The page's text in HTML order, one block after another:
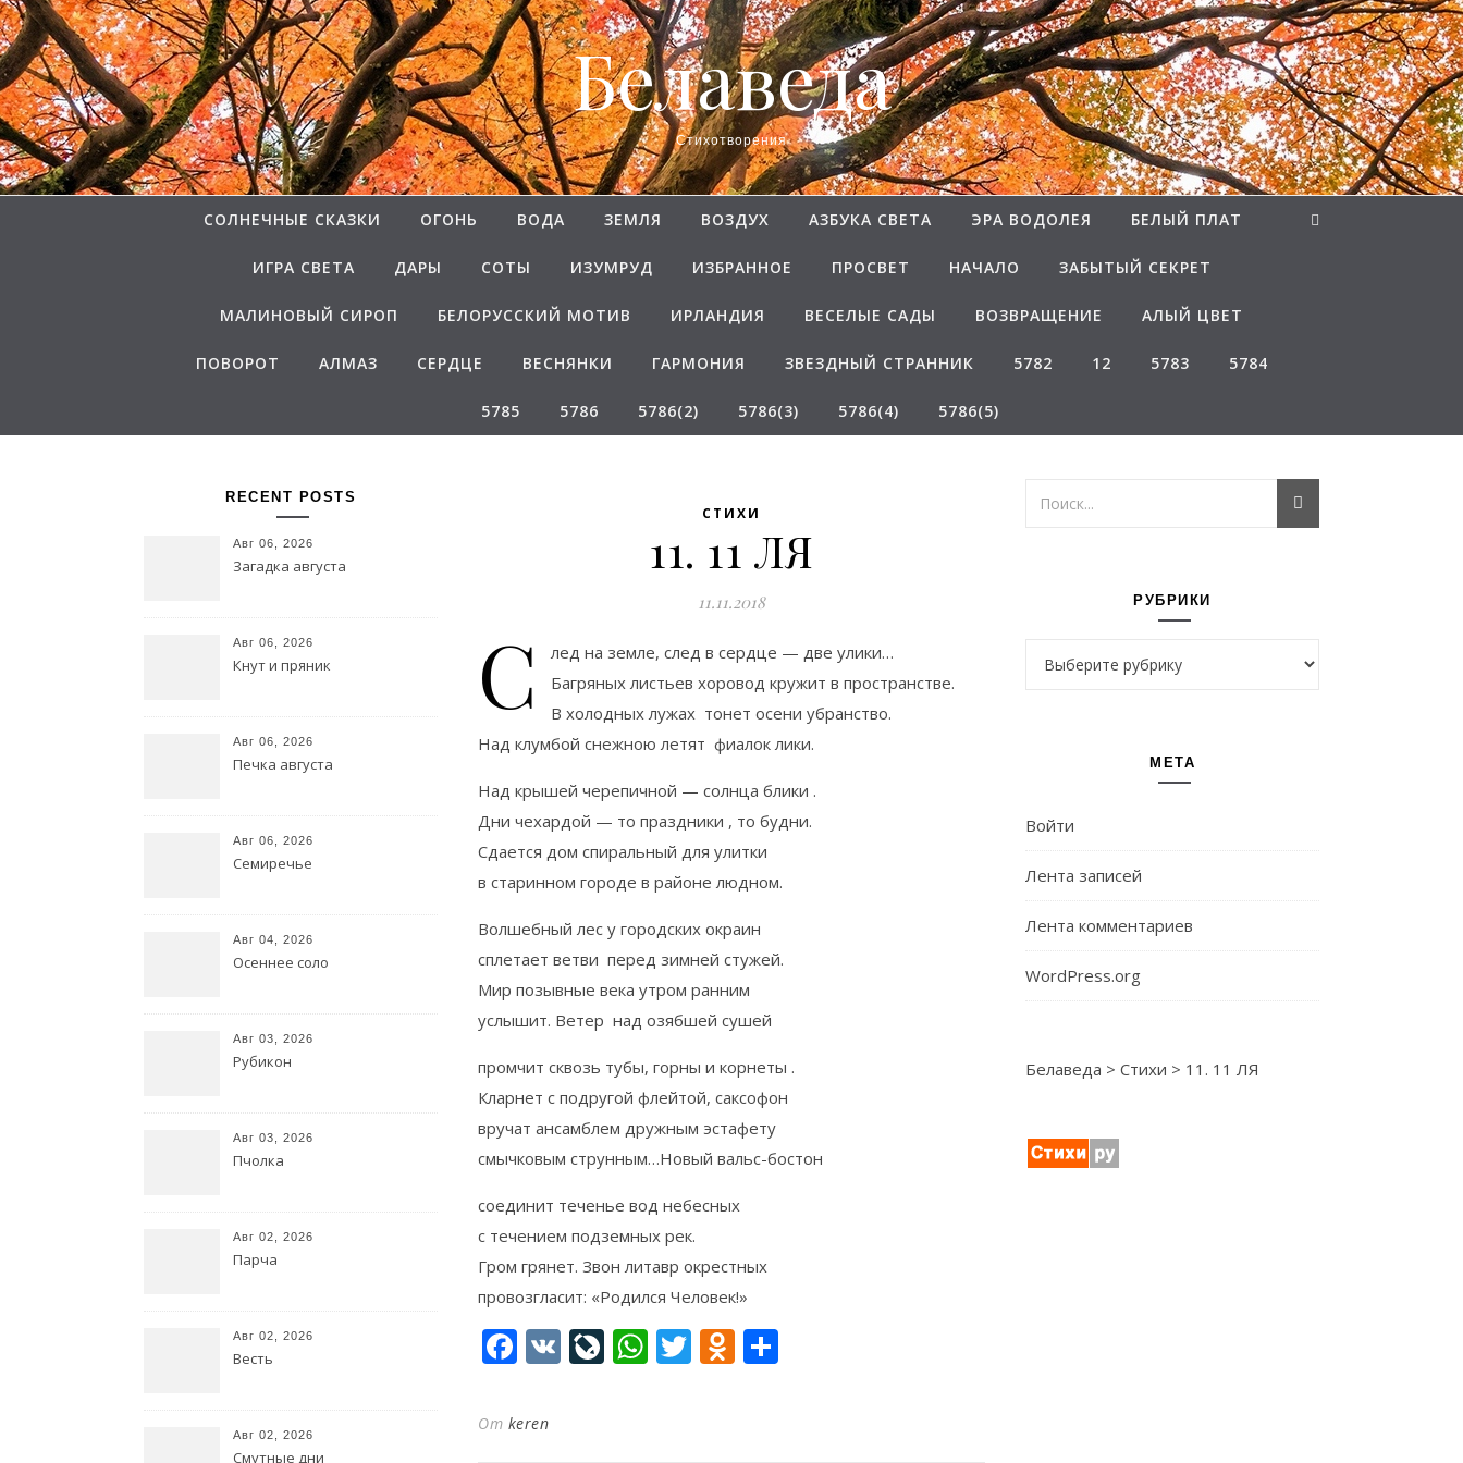
Перейти к содержимому
Белаведа
Стихотворения
СОЛНЕЧНЫЕ СКАЗКИ ОГОНЬ ВОДА ЗЕМЛЯ ВОЗДУХ АЗБУКА СВЕТА ЭРА ВОДОЛЕЯ БЕЛЫЙ ПЛАТ
ИГРА СВЕТА ДАРЫ СОТЫ ИЗУМРУД ИЗБРАННОЕ ПРОСВЕТ НАЧАЛО ЗАБЫТЫЙ СЕКРЕТ
МАЛИНОВЫЙ СИРОП БЕЛОРУССКИЙ МОТИВ ИРЛАНДИЯ ВЕСЕЛЫЕ САДЫ ВОЗВРАЩЕНИЕ АЛЫЙ ЦВЕТ
ПОВОРОТ АЛМАЗ СЕРДЦЕ ВЕСНЯНКИ ГАРМОНИЯ ЗВЕЗДНЫЙ СТРАННИК 5782 12 5783 5784
5785 5786 5786(2) 5786(3) 5786(4) 5786(5)
RECENT POSTS
Авг 06, 2026
Загадка августа
Авг 06, 2026
Кнут и пряник
Авг 06, 2026
Печка августа
Авг 06, 2026
Семиречье
Авг 04, 2026
Осеннее соло
Авг 03, 2026
Рубикон
Авг 03, 2026
Пчолка
Авг 02, 2026
Парча
Авг 02, 2026
Весть
Авг 02, 2026
Смутные дни
СТИХИ
11. 11 ЛЯ
11.11.2018
С
лед на земле, след в сердце — две улики…
Багряных листьев хоровод кружит в пространстве.
В холодных лужах тонет осени убранство.
Над клумбой снежною летят фиалок лики.
Над крышей черепичной — солнца блики .
Дни чехардой — то праздники , то будни.
Сдается дом спиральный для улитки
в старинном городе в районе людном.
Волшебный лес у городских окраин
сплетает ветви перед зимней стужей.
Мир позывные века утром ранним
услышит. Ветер над озябшей сушей
промчит сквозь тубы, горны и корнеты .
Кларнет с подругой флейтой, саксофон
вручат ансамблем дружным эстафету
смычковым струнным…Новый вальс-бостон
соединит теченье вод небесных
с течением подземных рек.
Гром грянет. Звон литавр окрестных
провозгласит: «Родился Человек!»
Facebook
VK LiveJournal
WhatsApp
TwitterOdnoklassniki
От keren
РУБРИКИ
МЕТА
Войти
Лента записей
Лента комментариев
WordPress.org
Белаведа > Стихи > 11. 11 ЛЯ